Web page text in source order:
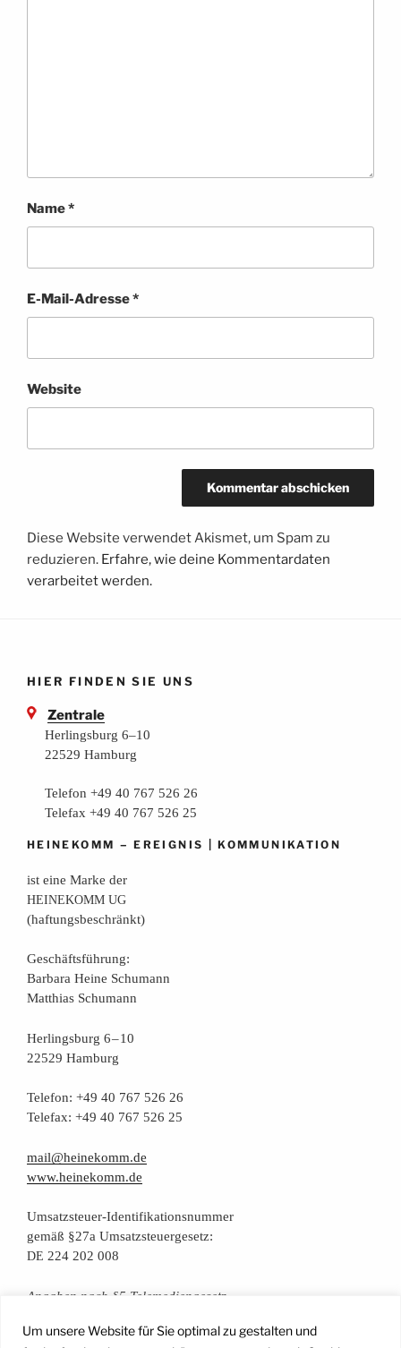
Um unsere Website für Sie optimal zu gestalten und
Name*
E-Mail-Adresse*
Website
Diese Website verwendet Akismet, um Spam zu
reduzieren. Erfahre, wie deine Kommentardaten
verarbeitet werden.
HIER FINDEN SIE UNS
Zentrale
Herlingsburg 6–10
22529 Hamburg
Telefon +49 40 767 526 26
Telefax +49 40 767 526 25
HEINEKOMM –EREIGNIS |KOMMUNIKATION
ist eine Mar­ke der
HEINEKOMM UG
(haf­tungs­be­schränkt)
Geschäfts­füh­rung:
Bar­ba­ra Hei­ne Schumann
Mat­thi­as Schumann
Her­lings­burg 6 – 10
22529 Hamburg
Tele­fon: +49 40 767 526 26
Tele­fax: +49 40 767 526 25
mail@heinekomm.de
www.heinekomm.de
Umsatz­steu­er-Iden­ti­fi­ka­ti­ons­num­mer
gemäß §27a Umsatzsteuergesetz:
DE 224 202 008
Anga­ben nach §5 Telemediengesetz
Daten­schutz­er­klä­rung